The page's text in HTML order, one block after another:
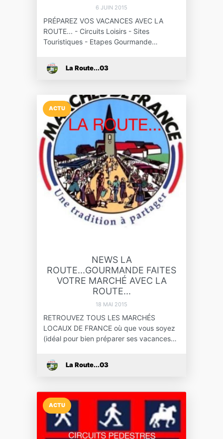
6 JUIN 2015
PRÉPAREZ VOS VACANCES AVEC LA
ROUTE... - Circuits Loisirs - Sites
Touristiques - Etapes Gourmande…
La Route...03
ACTU
NEWS LA
ROUTE...GOURMANDE FAITES
VOTRE MARCHÉ AVEC LA
ROUTE...
18 MAI 2015
RETROUVEZ TOUS LES MARCHÉS
LOCAUX DE FRANCE où que vous soyez
(idéal pour bien préparer ses vacances…
La Route...03
ACTU